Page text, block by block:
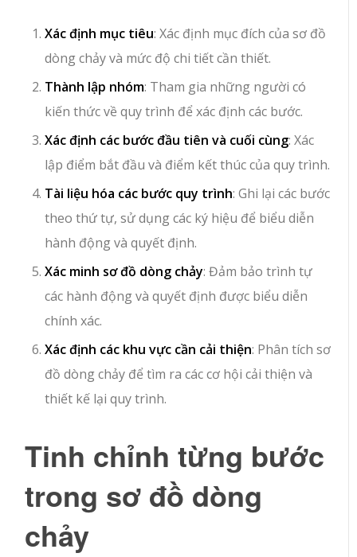
Xác định mục tiêu: Xác định mục đích của sơ đồ
dòng chảy và mức độ chi tiết cần thiết.
Thành lập nhóm: Tham gia những người có
kiến thức về quy trình để xác định các bước.
Xác định các bước đầu tiên và cuối cùng: Xác
lập điểm bắt đầu và điểm kết thúc của quy trình.
Tài liệu hóa các bước quy trình: Ghi lại các bước
theo thứ tự, sử dụng các ký hiệu để biểu diễn
hành động và quyết định.
Xác minh sơ đồ dòng chảy: Đảm bảo trình tự
các hành động và quyết định được biểu diễn
chính xác.
Xác định các khu vực cần cải thiện: Phân tích sơ
đồ dòng chảy để tìm ra các cơ hội cải thiện và
thiết kế lại quy trình.
Tinh chỉnh từng bước
trong sơ đồ dòng
chảy